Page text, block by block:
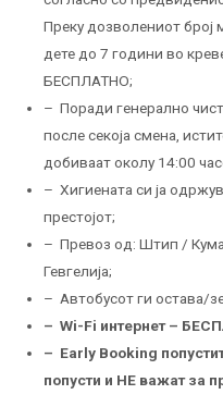
Преку дозволениот
дете до 7 години во
БЕСПЛАТНО;
– Поради генерално
после секоја смена,
добиваат околу 14:00
– Хигиената си ја
престојот;
– Превоз од: Штип /
Гевгелија;
– Автобусот ги остава/
– Wi-Fi интернет –
– Еarly Booking
попусти и НE важат за